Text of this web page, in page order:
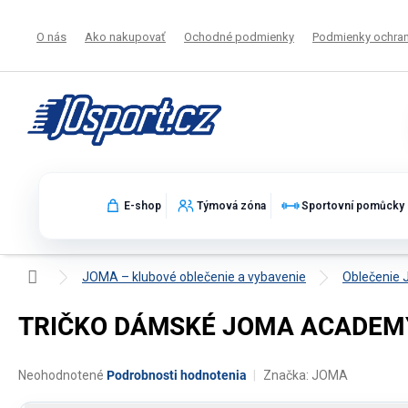
O nás Ako nakupovať Ochodné podmienky Podmienky
E-shop Týmová zóna Sportovní pomůcky
DomovJOMA – klubové oblečenie a vybavenie Oblečenie
TRIČKO DÁMSKÉ JOMA
Priemerné
Neohodnotené Podrobnosti hodnotenia Značka: JOMA